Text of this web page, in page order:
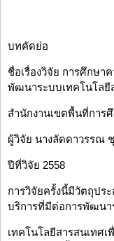
บทคัดย่อ
ชื่อเรื่องวิจัย การศึกษา
พัฒนาระบบเทคโนโลยี
สำนักงานเขตพื้นที่การ
ผู้วิจัย นางลัดดาวรรณ
ปีที่วิจัย 2558
การวิจัยครั้งนี้มีวัตถุปร
บริการที่มีต่อการพัฒนา
เทคโนโลยีสารสนเทศ